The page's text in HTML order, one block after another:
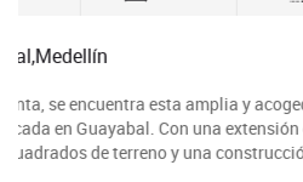
Guayabal,Medellín